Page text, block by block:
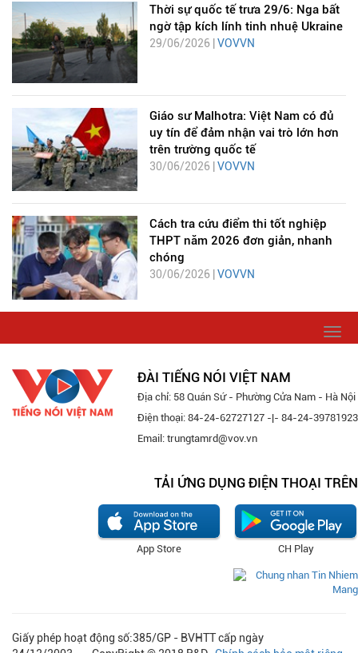
Thời sự quốc tế trưa 29/6: Nga bất
ngờ tập kích lính tinh nhuệ Ukraine
29/06/2026 | VOVVN
Giáo sư Malhotra: Việt Nam có đủ
uy tín để đảm nhận vai trò lớn hơn
trên trường quốc tế
30/06/2026 | VOVVN
Cách tra cứu điểm thi tốt nghiệp
THPT năm 2026 đơn giản, nhanh
chóng
30/06/2026 | VOVVN
ĐÀI TIẾNG NÓI VIỆT NAM
Địa chỉ: 58 Quán Sứ - Phường Cửa Nam - Hà Nội
Điện thoại: 84-24-62727127 -|- 84-24-39781923
Email: trungtamrd@vov.vn
TẢI ỨNG DỤNG ĐIỆN THOẠI TRÊN
CH Play
App Store
Giấy phép hoạt động số:385/GP - BVHTT cấp ngày